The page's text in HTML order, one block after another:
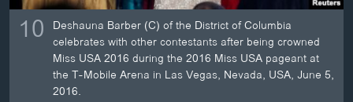
10 Deshauna Barber (C) of the District of Columbia
celebrates with other contestants after being crowned
Miss USA 2016 during the 2016 Miss USA pageant at
the T-Mobile Arena in Las Vegas, Nevada, USA, June 5,
2016.